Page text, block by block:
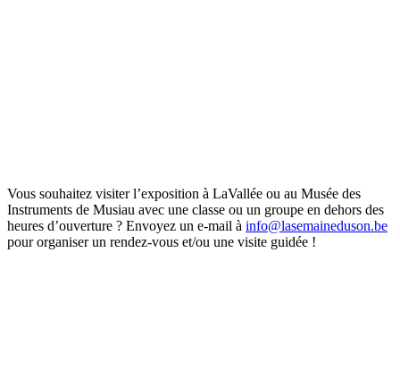
Vous souhaitez visiter l’exposition à LaVallée ou au Musée des
Instruments de Musiau avec une classe ou un groupe en dehors des
heures d’ouverture ? Envoyez un e-mail à info@lasemaineduson.be
pour organiser un rendez-vous et/ou une visite guidée !